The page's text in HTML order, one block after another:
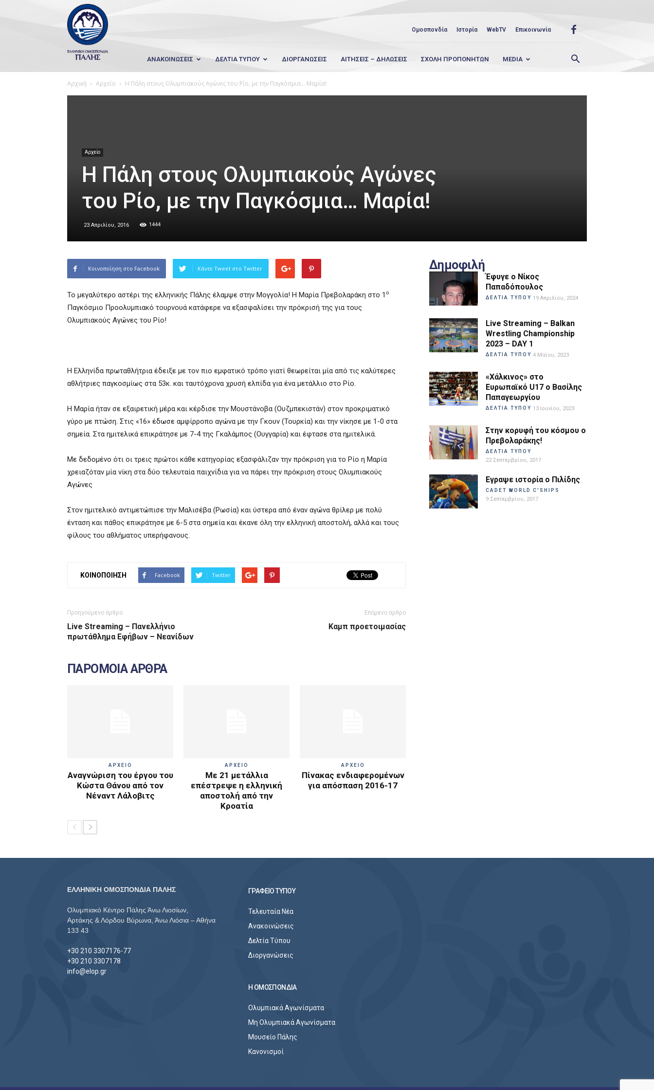
Wrestling
Hellas
Ομοσπονδία Ιστορία WebTV Επικοινωνία
ΑΝΑΚΟΙΝΩΣΕΙΣ ΔΕΛΤΙΑ ΤΥΠΟΥ ΔΙΟΡΓΑΝΩΣΕΙΣ ΑΙΤΗΣΕΙΣ – ΔΗΛΩΣΕΙΣ ΣΧΟΛΗ ΠΡΟΠΟΝΗΤΩΝ MEDIA
Αρχική Αρχείο Η Πάλη στους Ολυμπιακούς Αγώνες του Ρίο, με την Παγκόσμια… Μαρία!
Αρχείο
Η Πάλη στους Ολυμπιακούς Αγώνες
του Ρίο, με την Παγκόσμια… Μαρία!
23 Απριλίου, 2016 1444
Κοινοποίηση στο Facebook Κάντε Tweet στο Twitter
Το μεγαλύτερο αστέρι της ελληνικής Πάλης έλαμψε στην Μογγολία! Η Μαρία Πρεβολαράκη στο 1 ο
Παγκόσμιο Προολυμπιακό τουρνουά κατάφερε να εξασφαλίσει την πρόκρισή της για τους
Ολυμπιακούς Αγώνες του Ρίο!
Η Ελληνίδα πρωταθλήτρια έδειξε με τον πιο εμφατικό τρόπο γιατί θεωρείται μία από τις καλύτερες
αθλήτριες παγκοσμίως στα 53κ. και ταυτόχρονα χρυσή ελπίδα για ένα μετάλλιο στο Ρίο.
Η Μαρία ήταν σε εξαιρετική μέρα και κέρδισε την Μουστάνοβα (Ουζμπεκιστάν) στον προκριματικό
γύρο με πτώση. Στις «16» έδωσε αμφίρροπο αγώνα με την Γκουν (Τουρκία) και την νίκησε με 1-0 στα
σημεία. Στα ημιτελικά επικράτησε με 7-4 της Γκαλάμπος (Ουγγαρία) και έφτασε στα ημιτελικά.
Με δεδομένο ότι οι τρεις πρώτοι κάθε κατηγορίας εξασφάλιζαν την πρόκριση για το Ρίο η Μαρία
χρειαζόταν μία νίκη στα δύο τελευταία παιχνίδια για να πάρει την πρόκριση στους Ολυμπιακούς
Αγώνες
Στον ημιτελικό αντιμετώπισε την Μαλισέβα (Ρωσία) και ύστερα από έναν αγώνα θρίλερ με πολύ
ένταση και πάθος επικράτησε με 6-5 στα σημεία και έκανε όλη την ελληνική αποστολή, αλλά και τους
φίλους του αθλήματος υπερήφανους.
ΚΟΙΝΟΠΟΙΗΣΗ Facebook Twitter
Προηγούμενο άρθρο
Live Streaming – Πανελλήνιο
πρωτάθλημα Εφήβων – Νεανίδων
Επόμενο άρθρο
Καμπ προετοιμασίας
ΠΑΡΟΜΟΙΑ ΑΡΘΡΑ
ΑΡΧΕΙΟ
Αναγνώριση του έργου του
Κώστα Θάνου από τον
Νέναντ Λάλοβιτς
ΑΡΧΕΙΟ
Με 21 μετάλλια
επέστρεψε η ελληνική
αποστολή από την
Κροατία
ΑΡΧΕΙΟ
Πίνακας ενδιαφερομένων
για απόσπαση 2016-17
Δημοφιλή
Έφυγε ο Νίκος
Παπαδόπουλος
ΔΕΛΤΙΑ ΤΥΠΟΥ 19 Απριλίου, 2024
Live Streaming – Balkan
Wrestling Championship
2023 – DAY 1
ΔΕΛΤΙΑ ΤΥΠΟΥ 4 Μαΐου, 2023
«Χάλκινος» στο
Ευρωπαϊκό U17 ο Βασίλης
Παπαγεωργίου
ΔΕΛΤΙΑ ΤΥΠΟΥ 13 Ιουνίου, 2023
Στην κορυφή του κόσμου ο
Πρεβολαράκης!
ΔΕΛΤΙΑ ΤΥΠΟΥ
22 Σεπτεμβρίου, 2017
Εγραψε ιστορία ο Πιλίδης
CADET WORLD C'SHIPS
9 Σεπτεμβρίου, 2017
ΕΛΛΗΝΙΚΗ ΟΜΟΣΠΟΝΔΙΑ ΠΑΛΗΣ
Ολυμπιακό Κέντρο Πάλης Άνω Λιοσίων,
Αρτάκης & Λόρδου Βύρωνα, Άνω Λιόσια – Αθήνα
133 43
+30 210 3307176-77
+30 210 3307178
info@elop.gr
ΓΡΑΦΕΙΟ ΤΥΠΟΥ
Τελευταία Νέα
Ανακοινώσεις
Δελτία Τύπου
Διοργανώσεις
Η ΟΜΟΣΠΟΝΔΙΑ
Ολυμπιακά Αγωνίσματα
Μη Ολυμπιακά Αγωνίσματα
Μουσείο Πάλης
Κανονισμοί